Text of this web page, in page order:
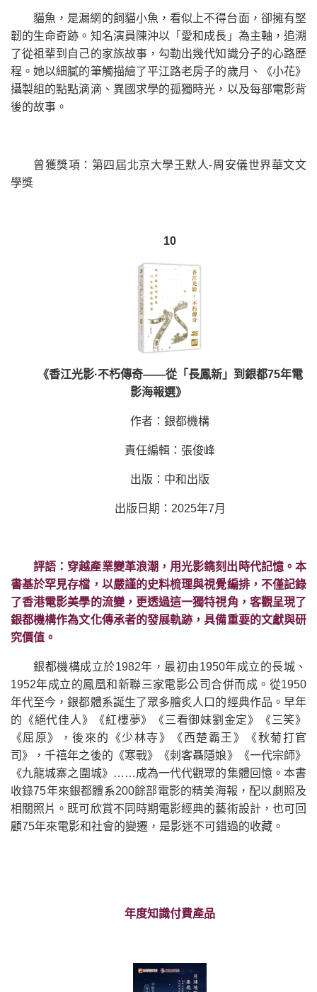
貓魚，是漏網的飼貓小魚，看似上不得台面，卻擁有堅
韌的生命奇跡。知名演員陳沖以「愛和成長」為主軸，追溯
了從祖輩到自己的家族故事，勾勒出幾代知識分子的心路歷
程。她以細膩的筆觸描繪了平江路老房子的歲月、《小花》
攝製組的點點滴滴、異國求學的孤獨時光，以及每部電影背
後的故事。
曾獲獎項：第四屆北京大學王默人-周安儀世界華文文
學獎
10
《香江光影·不朽傳奇——從「長鳳新」到銀都75年電
影海報選》
作者：銀都機構
責任編輯：張俊峰
出版：中和出版
出版日期：2025年7月
評語：穿越產業變革浪潮，用光影鐫刻出時代記憶。本
書基於罕見存檔，以嚴謹的史料梳理與視覺編排，不僅記錄
了香港電影美學的流變，更透過這一獨特視角，客觀呈現了
銀都機構作為文化傳承者的發展軌跡，具備重要的文獻與研
究價值。
銀都機構成立於1982年，最初由1950年成立的長城、
1952年成立的鳳凰和新聯三家電影公司合併而成。從1950
年代至今，銀都體系誕生了眾多膾炙人口的經典作品。早年
的《絕代佳人》《紅樓夢》《三看御妹劉金定》《三笑》
《屈原》，後來的《少林寺》《西楚霸王》《秋菊打官
司》，千禧年之後的《寒戰》《刺客聶隱娘》《一代宗師》
《九龍城寨之圍城》……成為一代代觀眾的集體回憶。本書
收錄75年來銀都體系200餘部電影的精美海報，配以劇照及
相關照片。既可欣賞不同時期電影經典的藝術設計，也可回
顧75年來電影和社會的變遷，是影迷不可錯過的收藏。
年度知識付費產品